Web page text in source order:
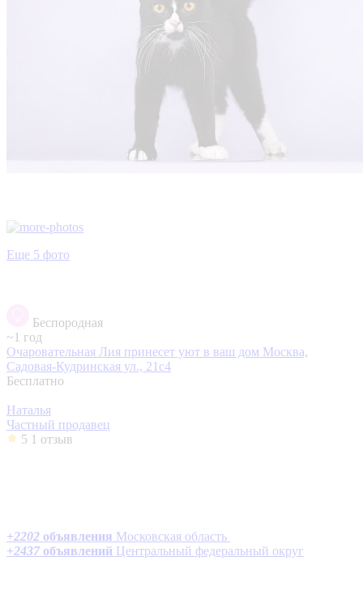
Еще 5 фото
Беспородная
~1 год
Очаровательная Лия принесет уют в ваш дом Москва,
Садовая-Кудринская ул., 21с4
Бесплатно
Наталья
Частный продавец
5 1 отзыв
+2202 объявления Московская область
+2437 объявлений Центральный федеральный округ